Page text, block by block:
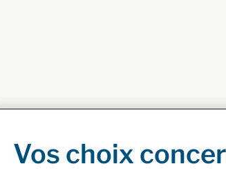
Vos choix